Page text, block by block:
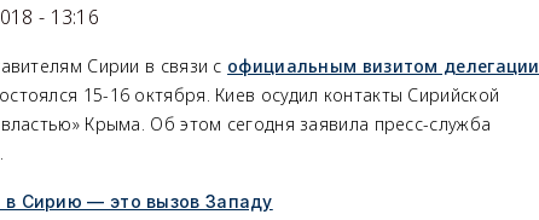
- 13:16
Сирии в связи с официальным визитом делегации
15-16 октября. Киев осудил контакты Сирийской
Крыма. Об этом сегодня заявила пресс-служба
Сирию — это вызов Западу